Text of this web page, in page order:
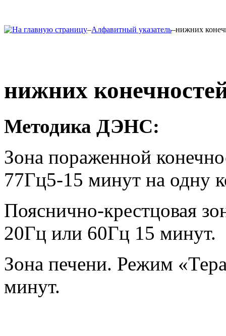
–Алфавитный указатель–нижних
нижних
Методика ДЭНС:
Зона пораженной
77Гц5-15 минут на одну
Пояснично-крестцовая
20Гц или 60Гц 15 минут.
Зона печени. Режим
минут.